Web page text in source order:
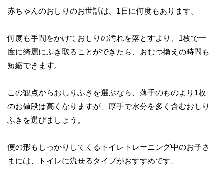
赤ちゃんのおしりのお世話は、1日に何度もあります。
何度も手間をかけておしりの汚れを落とすより、1枚で一
度に綺麗にふき取ることができたら、おむつ換えの時間も
短縮できます。
この観点からおしりふきを選ぶなら、薄手のものより1枚
のお値段は高くなりますが、厚手で水分を多く含むおしり
ふきを選びましょう。
便の形もしっかりしてくるトイレトレーニング中のお子さ
まには、トイレに流せるタイプがおすすめです。